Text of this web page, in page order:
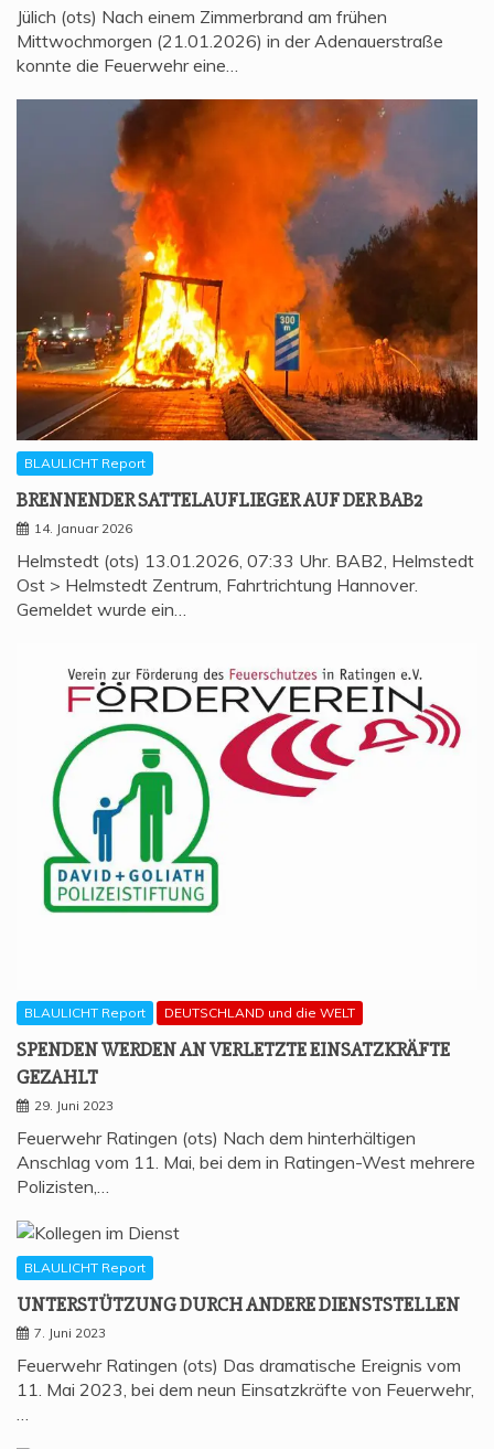
Jülich (ots) Nach einem Zimmerbrand am frühen
Mittwochmorgen (21.01.2026) in der Adenauerstraße
konnte die Feuerwehr eine…
BLAULICHT Report
BREN­NEN­DER SAT­TEL­AUF­LIE­GER AUF DER BAB2
14. Januar 2026
Helmstedt (ots) 13.01.2026, 07:33 Uhr. BAB2, Helmstedt
Ost > Helmstedt Zentrum, Fahrtrichtung Hannover.
Gemeldet wurde ein…
BLAULICHT Report DEUTSCHLAND und die WELT
SPEN­DEN WER­DEN AN VER­LETZ­TE EIN­SATZ­KRÄF­TE
GEZAHLT
29. Juni 2023
Feuerwehr Ratingen (ots) Nach dem hinterhältigen
Anschlag vom 11. Mai, bei dem in Ratingen-West mehrere
Polizisten,…
BLAULICHT Report
UNTER­STÜT­ZUNG DURCH ANDE­RE DIENSTSTELLEN
7. Juni 2023
Feuerwehr Ratingen (ots) Das dramatische Ereignis vom
11. Mai 2023, bei dem neun Einsatzkräfte von Feuerwehr,